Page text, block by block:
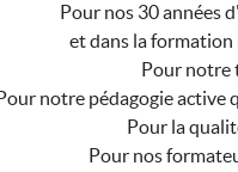
Pour nos 30 années
et dans la formation
Pour notre
notre pédagogie active
Pour la
Pour nos